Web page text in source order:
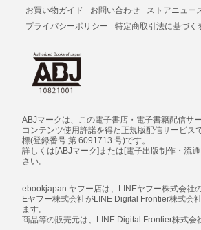
お買い物ガイド
お問い合わせ
ストアニュー
プライバシーポリシー
特定商取引法に基づく
ABJマークは、この電子書店・電子書籍配信サ
コンテンツ使用許諾を得た正規版配信サービス
標(登録番号 第 6091713 号)です。
詳しくは[ABJマーク]または[電子出版制作・流
さい。
ebookjapan ヤフー店は、LINEヤフー株式会社
Eヤフー株式会社がLINE Digital Frontier株式会
ます。
商品等の販売元は、LINE Digital Frontier株式会